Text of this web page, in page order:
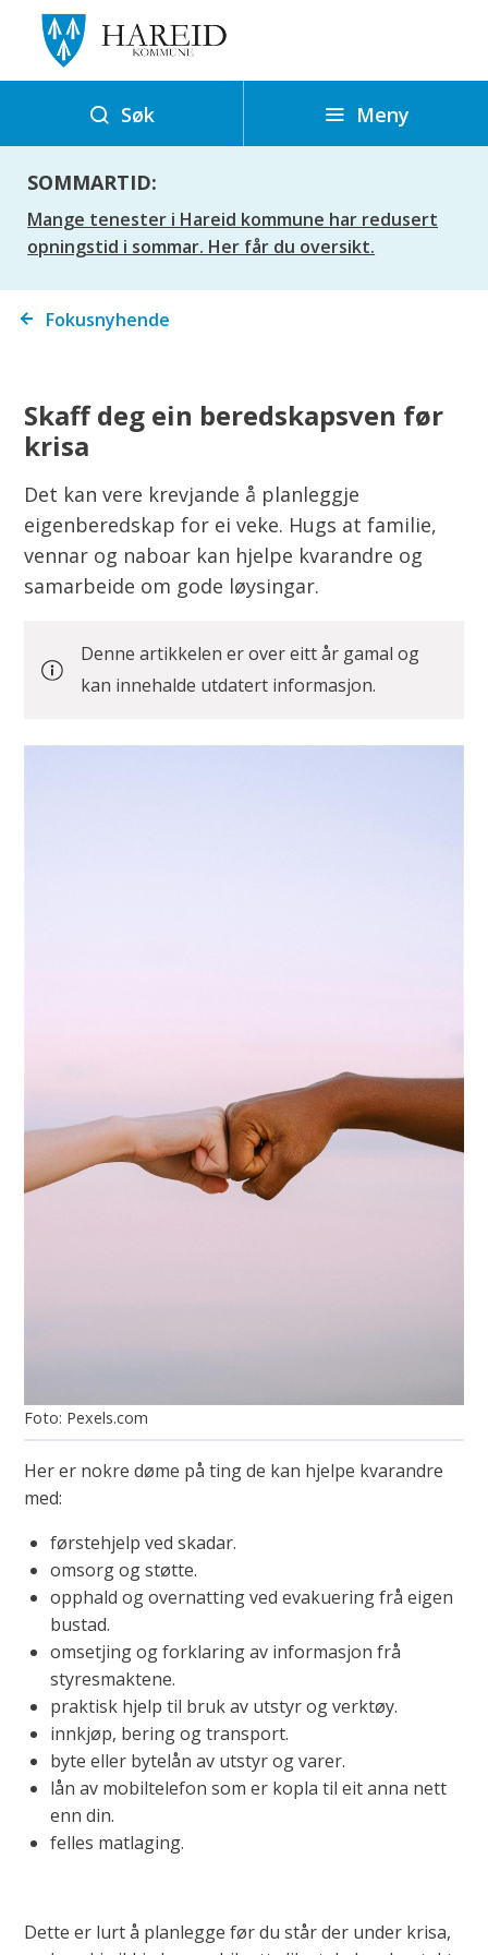
r
i
k
o
m
Søk Meny
SOMMARTID:
Mange tenester i Hareid kommune har redusert
opningstid i sommar. Her får du oversikt.
Du Fokusnyhende
Skaff deg ein beredskapsven før
krisa
Det kan vere krevjande å planleggje
eigenberedskap for ei veke. Hugs at familie,
vennar og naboar kan hjelpe kvarandre og
samarbeide om gode løysingar.
Denne artikkelen er over eitt år gamal og
kan innehalde utdatert informasjon.
Pexels.com
Her er nokre døme på ting de kan hjelpe kvarandre
med:
førstehjelp ved skadar.
omsorg og støtte.
opphald og overnatting ved evakuering frå eigen
bustad.
omsetjing og forklaring av informasjon frå
styresmaktene.
praktisk hjelp til bruk av utstyr og verktøy.
innkjøp, bering og transport.
byte eller bytelån av utstyr og varer.
lån av mobiltelefon som er kopla til eit anna nett
enn din.
felles matlaging.
Dette er lurt å planlegge før du står der under krisa,